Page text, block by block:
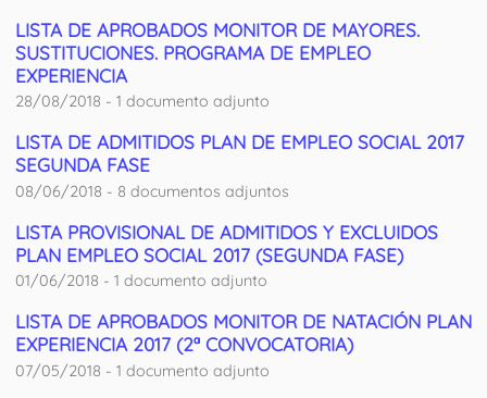
LISTA DE APROBADOS MONITOR DE MAYORES.
SUSTITUCIONES. PROGRAMA DE EMPLEO
EXPERIENCIA
28/08/2018 - 1 documento adjunto
LISTA DE ADMITIDOS PLAN DE EMPLEO SOCIAL 2017
SEGUNDA FASE
08/06/2018 - 8 documentos adjuntos
LISTA PROVISIONAL DE ADMITIDOS Y EXCLUIDOS
PLAN EMPLEO SOCIAL 2017 (SEGUNDA FASE)
01/06/2018 - 1 documento adjunto
LISTA DE APROBADOS MONITOR DE NATACIÓN PLAN
EXPERIENCIA 2017 (2ª CONVOCATORIA)
07/05/2018 - 1 documento adjunto